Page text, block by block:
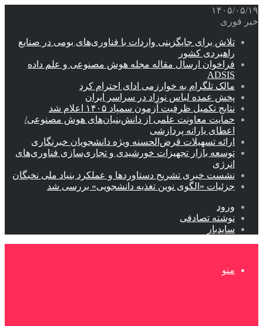
۱۴۰۵/۰۵/۱۹
خبر فوری
تلاش برای جایگزینی واردات با فناوری‌های بومی در صنایع
راهبردی کشور
فراخوان ارسال مقاله مجله هوش مصنوعی و علم داده
ADSIS
مالک تلگرام به خوارزمی ادای احترام کرد
پخش عمده لباس نوزاد در سراسر ایران
نتایج تکمیل ظرفیت آزمون سمپاد ۱۴۰۵ اعلام شد
حمایت معاونت علمی از دانش‌بنیان‌های هوش مصنوعی/
اعطای یارانه پردازشی
ارائه تسهیلات قرض‌الحسنه ویژه دانشجویان خبرنگاری
توسعه بازار تجهیزات خورشیدی و تجاری‌سازی فناوری‌های
انرژی
نشست خبری تشریح دستاوردها و عملکرد بنیاد ملی نخبگان
جزئیات «الگوی نوین تغذیه دانشجویی» بررسی شد
ورود
نوشته تصادفی
سایدبار
منو